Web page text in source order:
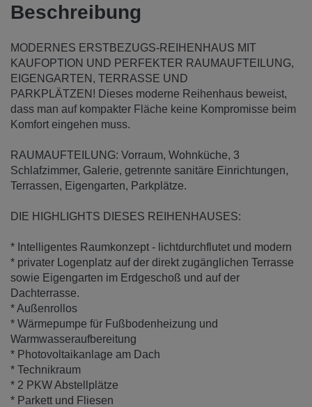
Beschreibung
MODERNES ERSTBEZUGS-REIHENHAUS MIT
KAUFOPTION UND PERFEKTER RAUMAUFTEILUNG,
EIGENGARTEN, TERRASSE UND
PARKPLÄTZEN! Dieses moderne Reihenhaus beweist,
dass man auf kompakter Fläche keine Kompromisse beim
Komfort eingehen muss.
RAUMAUFTEILUNG: Vorraum, Wohnküche, 3
Schlafzimmer, Galerie, getrennte sanitäre Einrichtungen,
Terrassen, Eigengarten, Parkplätze.
DIE HIGHLIGHTS DIESES REIHENHAUSES:
* Intelligentes Raumkonzept - lichtdurchflutet und modern
* privater Logenplatz auf der direkt zugänglichen Terrasse
sowie Eigengarten im Erdgeschoß und auf der
Dachterrasse.
* Außenrollos
* Wärmepumpe für Fußbodenheizung und
Warmwasseraufbereitung
* Photovoltaikanlage am Dach
* Technikraum
* 2 PKW Abstellplätze
* Parkett und Fliesen